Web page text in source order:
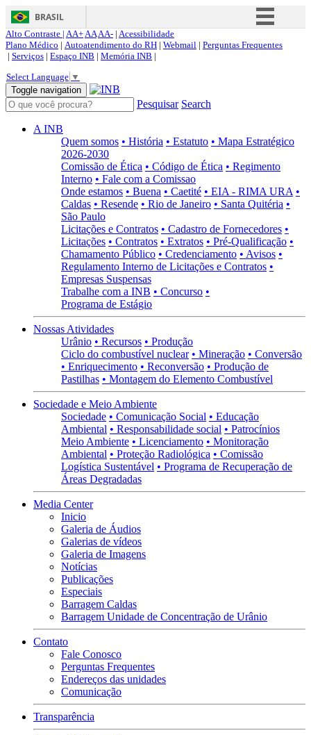
BRASIL
Simplifique!
Acesso à informação
Canais
Alto Contraste | AA+AAAA- | Acessibilidade
Plano Médico | Autoatendimento do RH | Webmail | Perguntas Frequentes
| Serviços | Espaço INB | Memória INB |
Select Language ▼
Toggle navigation
Pesquisar Search
A INB
Quem somos • História • Estatuto • Mapa Estratégico
2026-2030
Comissão de Ética • Código de Ética • Regimento
Interno • Fale com a Comissao
Onde estamos • Buena • Caetité • EIA - RIMA URA •
Caldas • Resende • Rio de Janeiro • Santa Quitéria •
São Paulo
Licitações e Contratos • Cadastro de Fornecedores •
Licitações • Contratos • Extratos • Pré-Qualificação •
Chamamento Público • Credenciamento • Avisos •
Regulamento Interno de Licitações e Contratos •
Empresas Suspensas
Trabalhe com a INB • Concurso •
Programa de Estágio
Nossas Atividades
Urânio • Recursos • Produção
Ciclo do combustível nuclear • Mineração • Conversão
• Enriquecimento • Reconversão • Produção de
Pastilhas • Montagem do Elemento Combustível
Sociedade e Meio Ambiente
Sociedade • Comunicação Social • Educação
Ambiental • Responsabilidade social • Patrocínios
Meio Ambiente • Licenciamento • Monitoração
Ambiental • Proteção Radiológica • Comissão
Logística Sustentável • Programa de Recuperação de
Áreas Degradadas
Media Center
Inicio
Galeria de Áudios
Galerias de vídeos
Galeria de Imagens
Notícias
Publicações
Especiais
Barragem Caldas
Barragem Unidade de Concentração de Urânio
Contato
Fale Conosco
Perguntas Frequentes
Endereços das unidades
Comunicação
Transparência